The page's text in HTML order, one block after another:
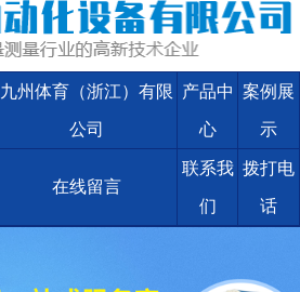
九州体育（浙江）有限
公司
产品中
心
案例展
示
在线留言
联系我
们
拨打电
话